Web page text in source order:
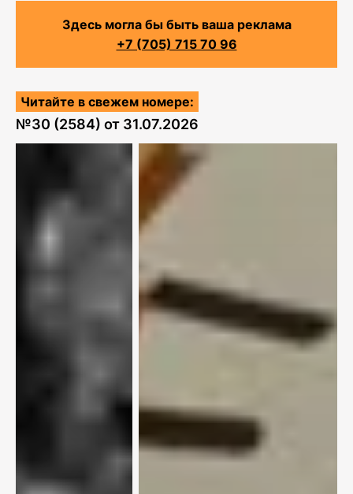
Здесь могла бы быть ваша реклама
+7 (705) 715 70 96
Читайте в свежем номере:
№30 (2584) от 31.07.2026